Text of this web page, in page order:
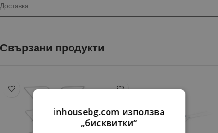
Доставка
Свързани продукти
inhousebg.com използва
„бисквитки“